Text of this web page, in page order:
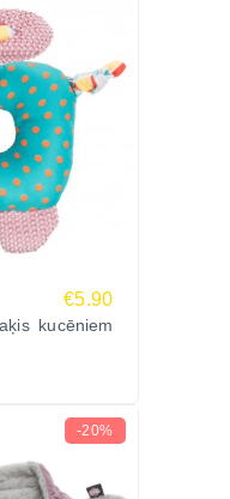
€5.90
kucēniem
-20%